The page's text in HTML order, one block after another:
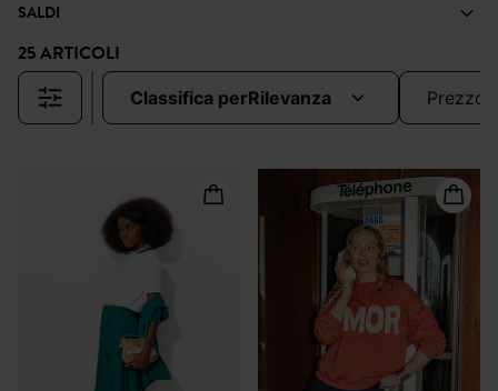
SALDI
25 ARTICOLI
classifica per rilevanza prezzo